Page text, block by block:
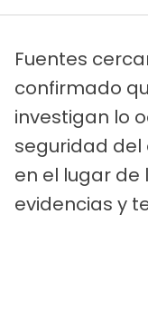
Fuentes
confirmado
investigan lo
seguridad
en el lugar de
evidencias y